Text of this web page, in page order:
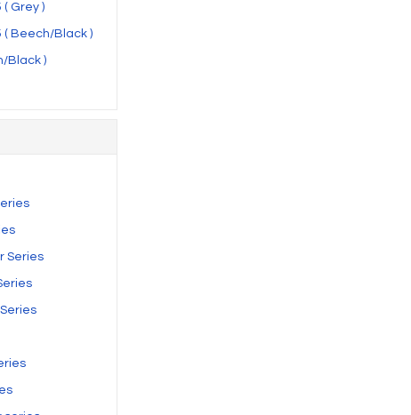
( Grey )
( Beech/Black )
Black )
Series